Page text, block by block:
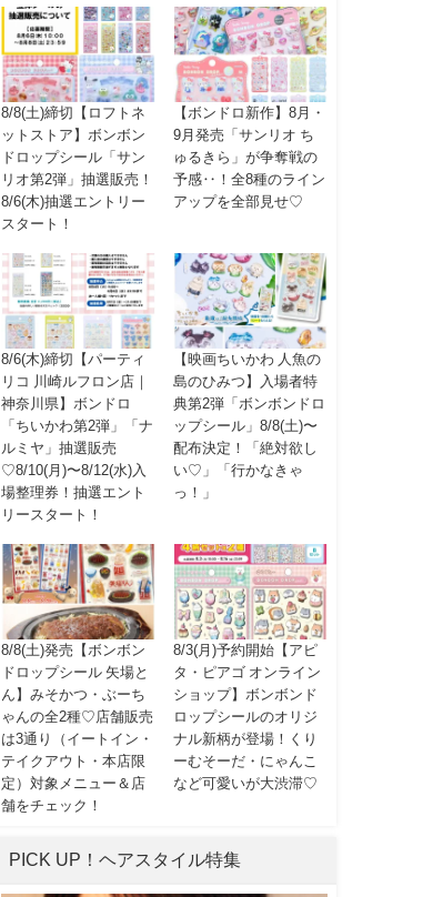
8/8(土)締切【ロフトネ
ットストア】ボンボン
ドロップシール「サン
リオ第2弾」抽選販売！
8/6(木)抽選エントリー
スタート！
【ボンドロ新作】8月・
9月発売「サンリオ ち
ゅるきら」が争奪戦の
予感‥！全8種のライン
アップを全部見せ♡
8/6(木)締切【パーティ
リコ 川崎ルフロン店｜
神奈川県】ボンドロ
「ちいかわ第2弾」「ナ
ルミヤ」抽選販売
♡8/10(月)〜8/12(水)入
場整理券！抽選エント
リースタート！
【映画ちいかわ 人魚の
島のひみつ】入場者特
典第2弾「ボンボンドロ
ップシール」8/8(土)〜
配布決定！「絶対欲し
い♡」「行かなきゃ
っ！」
8/8(土)発売【ボンボン
ドロップシール 矢場と
ん】みそかつ・ぶーち
ゃんの全2種♡店舗販売
は3通り（イートイン・
テイクアウト・本店限
定）対象メニュー＆店
舗をチェック！
8/3(月)予約開始【アピ
タ・ピアゴ オンライン
ショップ】ボンボンド
ロップシールのオリジ
ナル新柄が登場！くり
ーむそーだ・にゃんこ
など可愛いが大渋滞♡
PICK UP！ヘアスタイル特集